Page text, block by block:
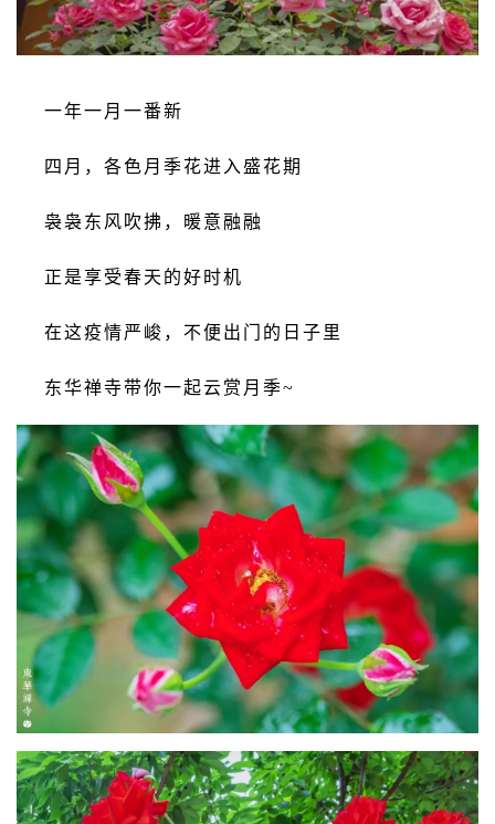
一年一月一番新
四月，各色月季花进入盛花期
袅袅东风吹拂，暖意融融
正是享受春天的好时机
在这疫情严峻，不便出门的日子里
东华禅寺带你一起云赏月季~